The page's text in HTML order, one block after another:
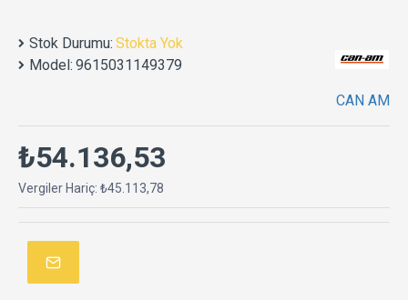
Stok Durumu: Stokta Yok
Model: 9615031149379
CAN AM
₺54.136,53
Vergiler Hariç: ₺45.113,78